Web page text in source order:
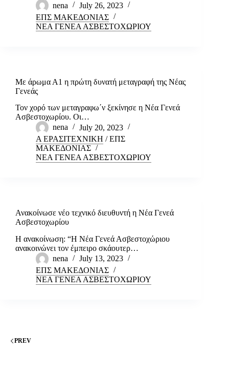
nena
July 26, 2023
ΕΠΣ ΜΑΚΕΔΟΝΙΑΣ
ΝΕΑ ΓΕΝΕΑ ΑΣΒΕΣΤΟΧΩΡΙΟΥ
Με άρωμα Α1 η πρώτη δυνατή μεταγραφή της Νέας
Γενεάς
Τον χορό των μεταγραφω΄ν ξεκίνησε η Νέα Γενεά
Ασβεστοχωρίου. Οι…
nena
July 20, 2023
Α ΕΡΑΣΙΤΕΧΝΙΚΗ /ΕΠΣ
ΜΑΚΕΔΟΝΙΑΣ
ΝΕΑ ΓΕΝΕΑ ΑΣΒΕΣΤΟΧΩΡΙΟΥ
Ανακοίνωσε νέο τεχνικό διευθυντή η Νέα Γενεά
Ασβεστοχωρίου
Η ανακοίνωση: “Η Νέα Γενεά Ασβεστοχώριου
ανακοινώνει τον έμπειρο σκάουτερ…
nena
July 13, 2023
ΕΠΣ ΜΑΚΕΔΟΝΙΑΣ
ΝΕΑ ΓΕΝΕΑ ΑΣΒΕΣΤΟΧΩΡΙΟΥ
PREV